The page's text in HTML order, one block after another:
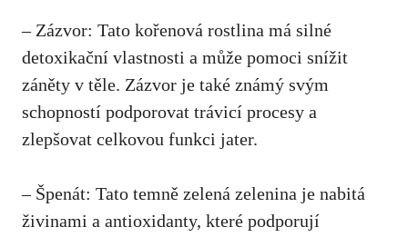
– Zázvor: Tato kořenová rostlina má silné
detoxikační vlastnosti a může pomoci snížit
záněty v těle. Zázvor je také známý svým
schopností podporovat trávicí procesy a
zlepšovat celkovou funkci jater.
– Špenát: Tato temně zelená zelenina je nabitá
živinami a antioxidanty, které podporují